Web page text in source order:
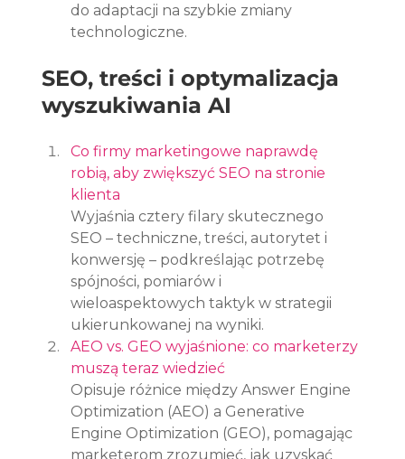
do adaptacji na szybkie zmiany
technologiczne.
SEO, treści i optymalizacja
wyszukiwania AI
Co firmy marketingowe naprawdę
robią, aby zwiększyć SEO na stronie
klienta
Wyjaśnia cztery filary skutecznego
SEO – techniczne, treści, autorytet i
konwersję – podkreślając potrzebę
spójności, pomiarów i
wieloaspektowych taktyk w strategii
ukierunkowanej na wyniki.
AEO vs. GEO wyjaśnione: co marketerzy
muszą teraz wiedzieć
Opisuje różnice między Answer Engine
Optimization (AEO) a Generative
Engine Optimization (GEO), pomagając
marketerom zrozumieć, jak uzyskać